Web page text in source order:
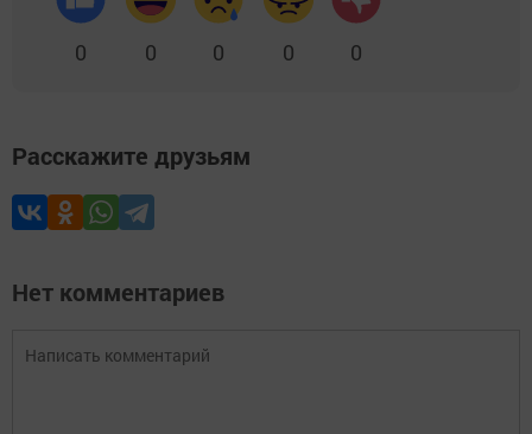
0 0 0 0 0
Расскажите друзьям
Нет комментариев